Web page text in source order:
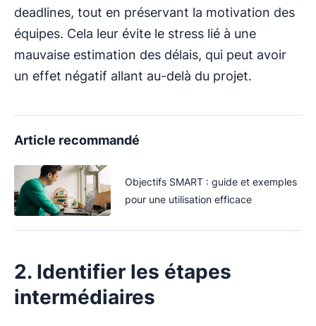
deadlines, tout en préservant la motivation des
équipes. Cela leur évite le stress lié à une
mauvaise estimation des délais, qui peut avoir
un effet négatif allant au-delà du projet.
Article recommandé
Objectifs SMART : guide et exemples
pour une utilisation efficace
2. Identifier les étapes
intermédiaires